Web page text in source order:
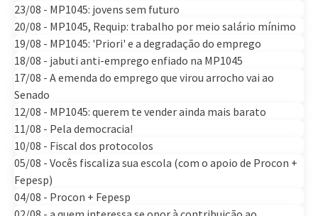
23/08 - MP1045: jovens sem futuro
20/08 - MP1045, Requip: trabalho por meio salário mínimo
19/08 - MP1045: 'Priori' e a degradação do emprego
18/08 - jabuti anti-emprego enfiado na MP1045
17/08 - A emenda do emprego que virou arrocho vai ao
Senado
12/08 - MP1045: querem te vender ainda mais barato
11/08 - Pela democracia!
10/08 - Fiscal dos protocolos
05/08 - Vocês fiscaliza sua escola (com o apoio de Procon +
Fepesp)
04/08 - Procon + Fepesp